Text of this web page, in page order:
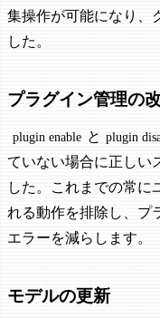
集操作が可能になり、
した。
プラグイン管理の
plugin enable と plugin
ていない場合に正しい
した。これまでの常に
れる動作を排除し、プ
エラーを減らします。
モデルの更新